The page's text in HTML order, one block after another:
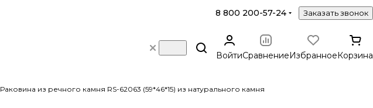
8 800 200-57-24 Заказать звонок
ВойтиСравнениеИзбранноеКорзина
Раковина из речного камня RS-62063 (59*46*15) из натурального камня